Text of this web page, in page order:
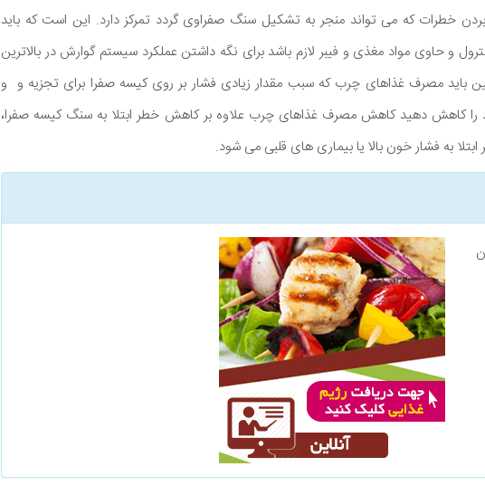
خطرات که می تواند منجر به تشکیل سنگ صفراوی گردد تمرکز دارد. این است که باید
و حاوی مواد مغذی و فیبر لازم باشد برای نگه داشتن عملکرد سیستم گوارش در بالاترین
مصرف غذاهای چرب که سبب مقدار زیادی فشار بر روی کیسه صفرا برای تجزیه و و
کاهش دهید کاهش مصرف غذاهای چرب علاوه بر کاهش خطر ابتلا به سنگ کیسه صفرا،
به فشار خون بالا یا بیماری های قلبی می شود.